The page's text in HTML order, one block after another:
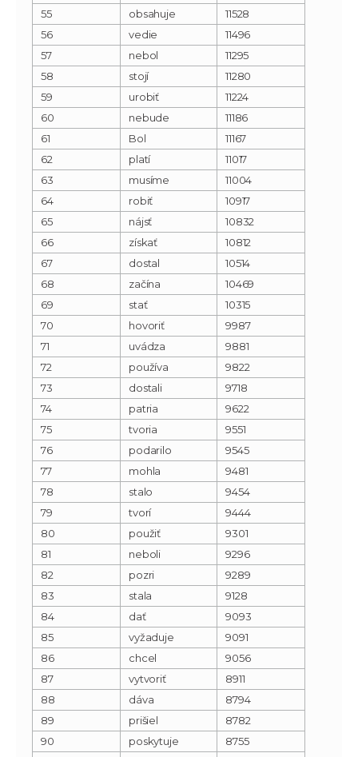
55
obsahuje
11528
56
vedie
11496
57
nebol
11295
58
stojí
11280
59
urobiť
11224
60
nebude
11186
61
Bol
11167
62
platí
11017
63
musíme
11004
64
robiť
10917
65
nájsť
10832
66
získať
10812
67
dostal
10514
68
začína
10469
69
stať
10315
70
hovoriť
9987
71
uvádza
9881
72
používa
9822
73
dostali
9718
74
patria
9622
75
tvoria
9551
76
podarilo
9545
77
mohla
9481
78
stalo
9454
79
tvorí
9444
80
použiť
9301
81
neboli
9296
82
pozri
9289
83
stala
9128
84
dať
9093
85
vyžaduje
9091
86
chcel
9056
87
vytvoriť
8911
88
dáva
8794
89
prišiel
8782
90
poskytuje
8755